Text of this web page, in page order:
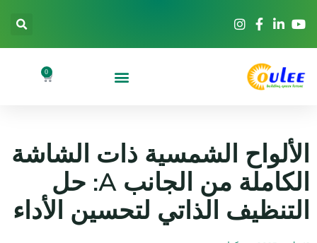
0
الألواح الشمسية ذات الشاشة
الكاملة من الجانب A: حل
التنظيف الذاتي لتحسين الأداء